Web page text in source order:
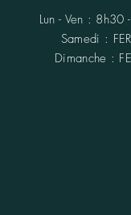
Lun - Ven : 8h30
​​Samedi :
​Dimanche :